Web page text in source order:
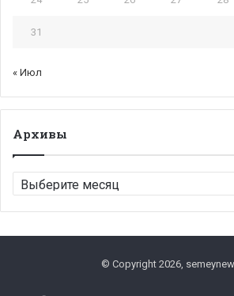
31
« Июл
Архивы
Архивы
© Copyright 2026,